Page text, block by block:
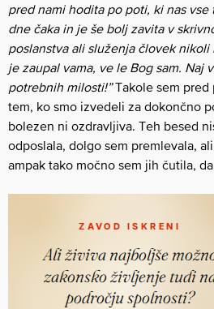
pred nami hodita po poti, ki nas
dne čaka in je še bolj zavita v
poslanstva ali služenja človek nikoli
je zaupal vama, ve le Bog sam. Naj
potrebnih milosti!”Takole sem pred
tem, ko smo izvedeli za dokončno
bolezen ni ozdravljiva. Teh besed
odposlala, dolgo sem premlevala,
ampak tako močno sem jih čutila,